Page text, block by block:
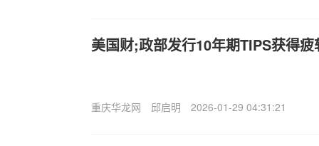
美国财;政部发行10年期TIPS获得疲
重庆华龙网 邱启明 2026-01-29 04:31:21